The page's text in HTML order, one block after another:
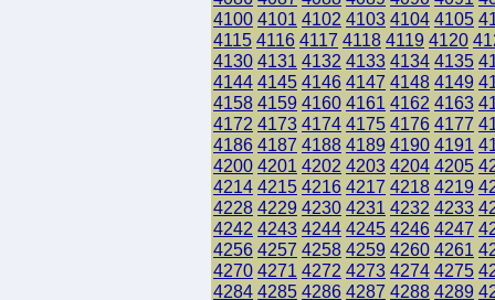
4100 4101 4102 4103 4104 4105
4115 4116 4117 4118 4119 4120
4130 4131 4132 4133 4134 4135
4144 4145 4146 4147 4148 4149
4158 4159 4160 4161 4162 4163
4172 4173 4174 4175 4176 4177
4186 4187 4188 4189 4190 4191
4200 4201 4202 4203 4204 4205
4214 4215 4216 4217 4218 4219
4228 4229 4230 4231 4232 4233
4242 4243 4244 4245 4246 4247
4256 4257 4258 4259 4260 4261
4270 4271 4272 4273 4274 4275
4284 4285 4286 4287 4288 4289